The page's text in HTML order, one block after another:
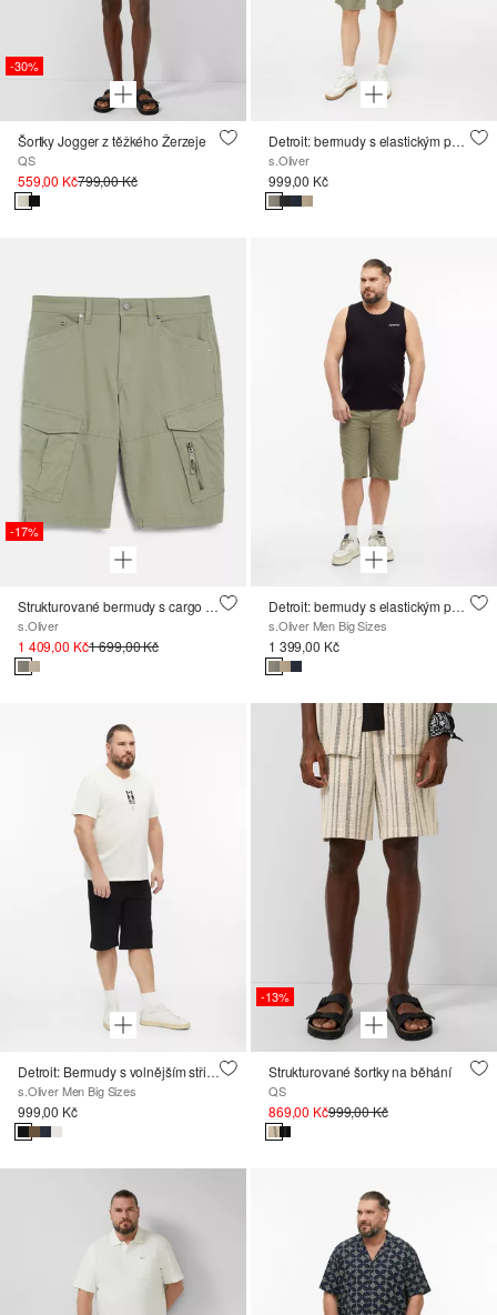
-30%
Šortky Jogger z těžkého Žerzeje
QS
559,00 Kč799,00 Kč
Detroit: bermudy s elastickým pasem, z bavlny
s.Oliver
999,00 Kč
-17%
Strukturované bermudy s cargo kapsami
s.Oliver
1 409,00 Kč1 699,00 Kč
Detroit: bermudy s elastickým pasem, z bavlny
s.Oliver Men Big Sizes
1 399,00 Kč
Detroit: Bermudy s volnějším střihem Relaxed Fit
s.Oliver Men Big Sizes
999,00 Kč
-13%
Strukturované šortky na běhání
QS
869,00 Kč999,00 Kč